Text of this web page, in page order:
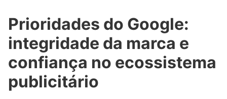
Prioridades do Google:
integridade da marca e
confiança no ecossistema
publicitário